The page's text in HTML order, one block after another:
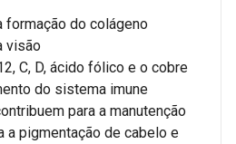
formação do colágeno
visão
C, D, ácido fólico e o cobre
do sistema imune
para a manutenção
a pigmentação de cabelo e